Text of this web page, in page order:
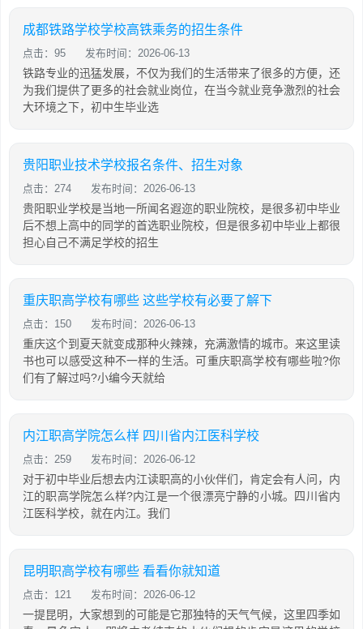
成都铁路学校学校高铁乘务的招生条件
点击：95 发布时间：2026-06-13
铁路专业的迅猛发展，不仅为我们的生活带来了很多的方便，还
为我们提供了更多的社会就业岗位，在当今就业竞争激烈的社会
大环境之下，初中生毕业选
贵阳职业技术学校报名条件、招生对象
点击：274 发布时间：2026-06-13
贵阳职业学校是当地一所闻名遐迩的职业院校，是很多初中毕业
后不想上高中的同学的首选职业院校，但是很多初中毕业上都很
担心自己不满足学校的招生
重庆职高学校有哪些 这些学校有必要了解下
点击：150 发布时间：2026-06-13
重庆这个到夏天就变成那种火辣辣，充满激情的城市。来这里读
书也可以感受这种不一样的生活。可重庆职高学校有哪些啦?你
们有了解过吗?小编今天就给
内江职高学院怎么样 四川省内江医科学校
点击：259 发布时间：2026-06-12
对于初中毕业后想去内江读职高的小伙伴们，肯定会有人问，内
江的职高学院怎么样?内江是一个很漂亮宁静的小城。四川省内
江医科学校，就在内江。我们
昆明职高学校有哪些 看看你就知道
点击：121 发布时间：2026-06-12
一提昆明，大家想到的可能是它那独特的天气气候，这里四季如